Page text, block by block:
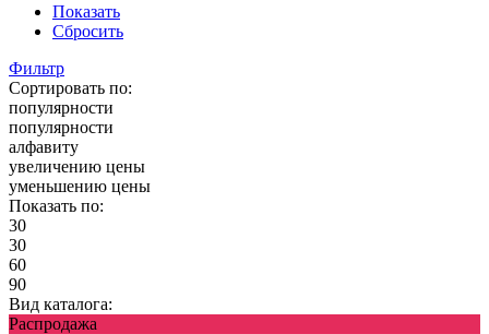
Показать
Сбросить
Фильтр
Сортировать по:
популярности
популярности
алфавиту
увеличению цены
уменьшению цены
Показать по:
30
30
60
90
Вид каталога:
Распродажа